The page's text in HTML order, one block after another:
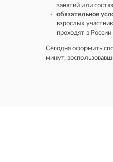
занятий или
обязательное
взрослых
проходят в
Сегодня оформить
минут,